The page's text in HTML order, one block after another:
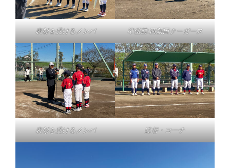
表彰を受けるメンバ 準優勝:西新田クーガース
表彰を受けるメンバ 監督・コーチ